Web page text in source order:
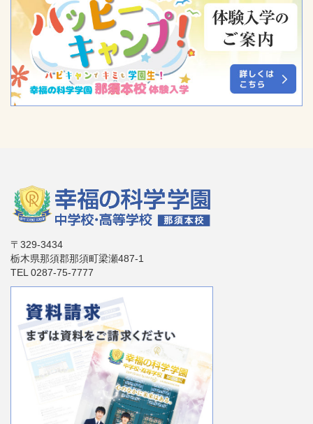
〒329-3434
栃木県那須郡那須町梁瀬487-1
TEL 0287-75-7777